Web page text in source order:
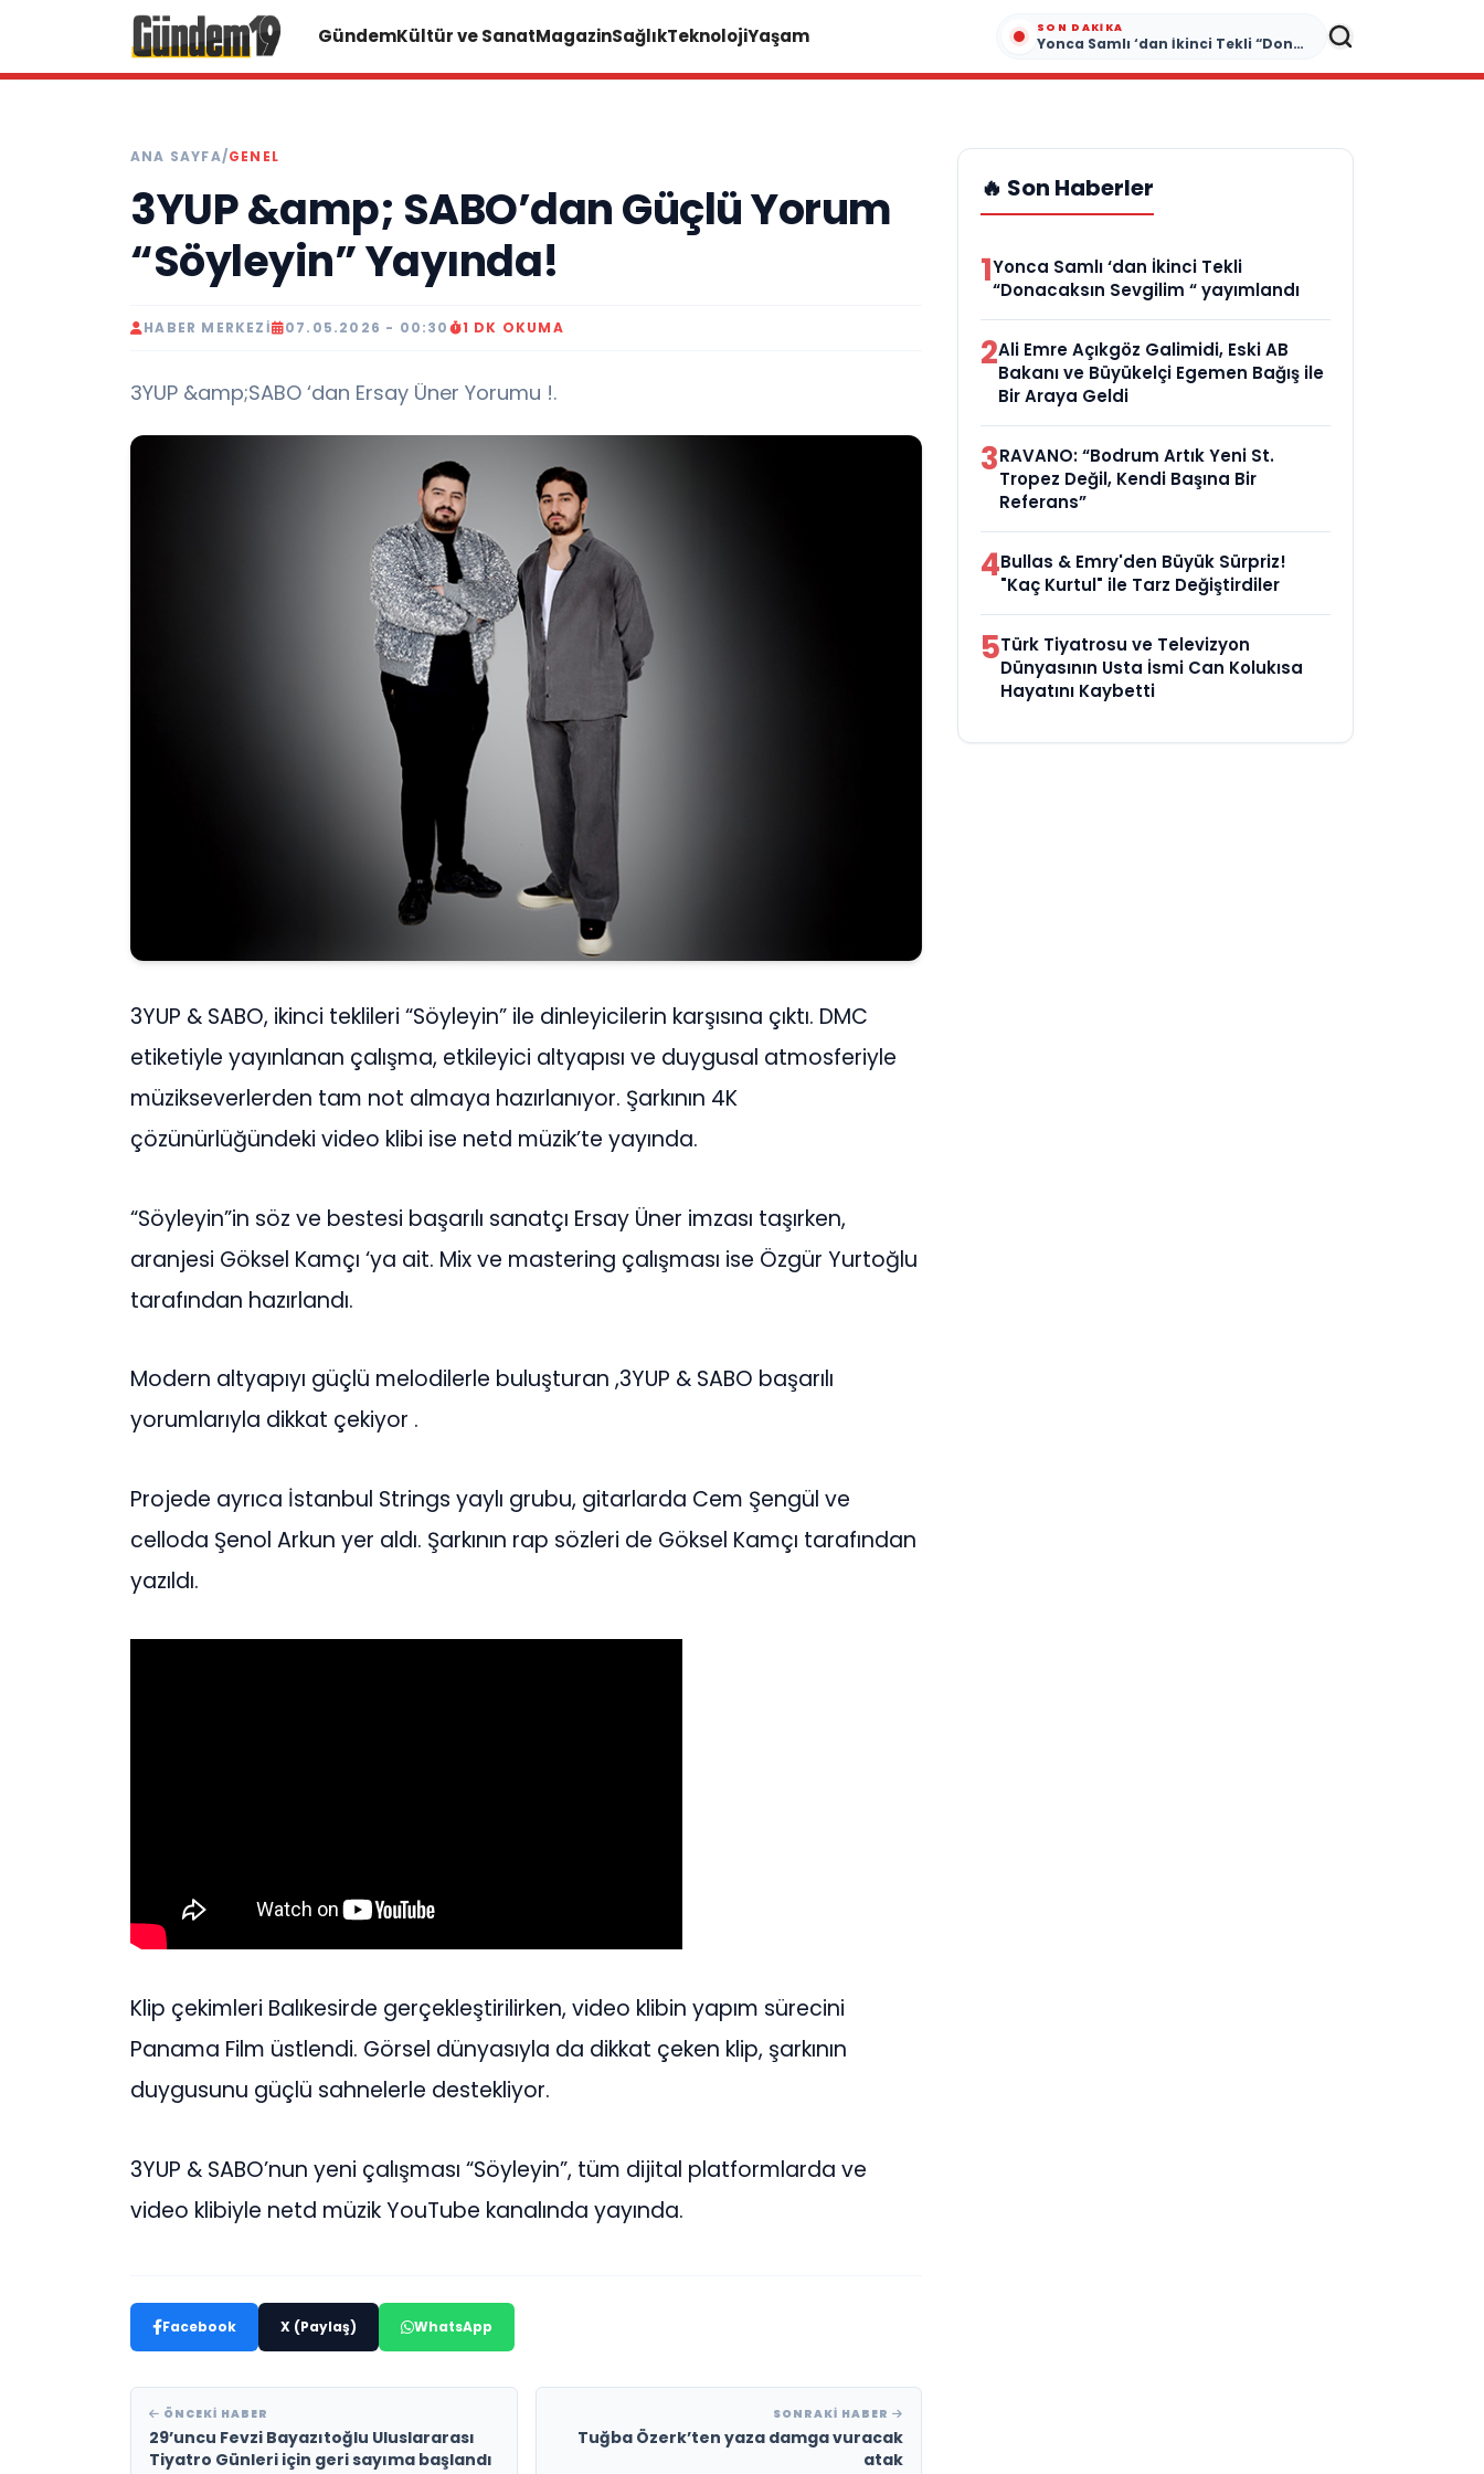
GündemKültür ve SanatMagazinSağlıkTeknolojiYaşam SON DAKIKA
Yonca Samlı ‘dan İkinci Tekli “Donacaksın Sevgilim “ yayımlandı
ANA SAYFA/GENEL
3YUP &amp; SABO’dan Güçlü Yorum
“Söyleyin” Yayında!
HABER MERKEZI 07.05.2026 - 00:30 1 DK OKUMA
3YUP &amp;SABO ‘dan Ersay Üner Yorumu !.
3YUP & SABO, ikinci teklileri “Söyleyin” ile dinleyicilerin karşısına çıktı. DMC
etiketiyle yayınlanan çalışma, etkileyici altyapısı ve duygusal atmosferiyle
müzikseverlerden tam not almaya hazırlanıyor. Şarkının 4K
çözünürlüğündeki video klibi ise netd müzik’te yayında.
“Söyleyin”in söz ve bestesi başarılı sanatçı Ersay Üner imzası taşırken,
aranjesi Göksel Kamçı ‘ya ait. Mix ve mastering çalışması ise Özgür Yurtoğlu
tarafından hazırlandı.
Modern altyapıyı güçlü melodilerle buluşturan ,3YUP & SABO başarılı
yorumlarıyla dikkat çekiyor .
Projede ayrıca İstanbul Strings yaylı grubu, gitarlarda Cem Şengül ve
celloda Şenol Arkun yer aldı. Şarkının rap sözleri de Göksel Kamçı tarafından
yazıldı.
Klip çekimleri Balıkesirde gerçekleştirilirken, video klibin yapım sürecini
Panama Film üstlendi. Görsel dünyasıyla da dikkat çeken klip, şarkının
duygusunu güçlü sahnelerle destekliyor.
3YUP & SABO’nun yeni çalışması “Söyleyin”, tüm dijital platformlarda ve
video klibiyle netd müzik YouTube kanalında yayında.
Facebook X (Paylaş) WhatsApp
ÖNCEKI HABER
29’uncu Fevzi Bayazıtoğlu Uluslararası
Tiyatro Günleri için geri sayıma başlandı
SONRAKI HABER
Tuğba Özerk’ten yaza damga vuracak
atak
🔥 Son Haberler
1Yonca Samlı ‘dan İkinci Tekli
“Donacaksın Sevgilim “ yayımlandı
2Ali Emre Açıkgöz Galimidi, Eski AB
Bakanı ve Büyükelçi Egemen Bağış ile
Bir Araya Geldi
3RAVANO: “Bodrum Artık Yeni St.
Tropez Değil, Kendi Başına Bir
Referans”
4Bullas & Emry'den Büyük Sürpriz!
"Kaç Kurtul" ile Tarz Değiştirdiler
5Türk Tiyatrosu ve Televizyon
Dünyasının Usta İsmi Can Kolukısa
Hayatını Kaybetti